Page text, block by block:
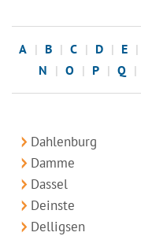
A B C D E
N
O P Q
Dahlenburg
Damme
Dassel
Deinste
Delligsen